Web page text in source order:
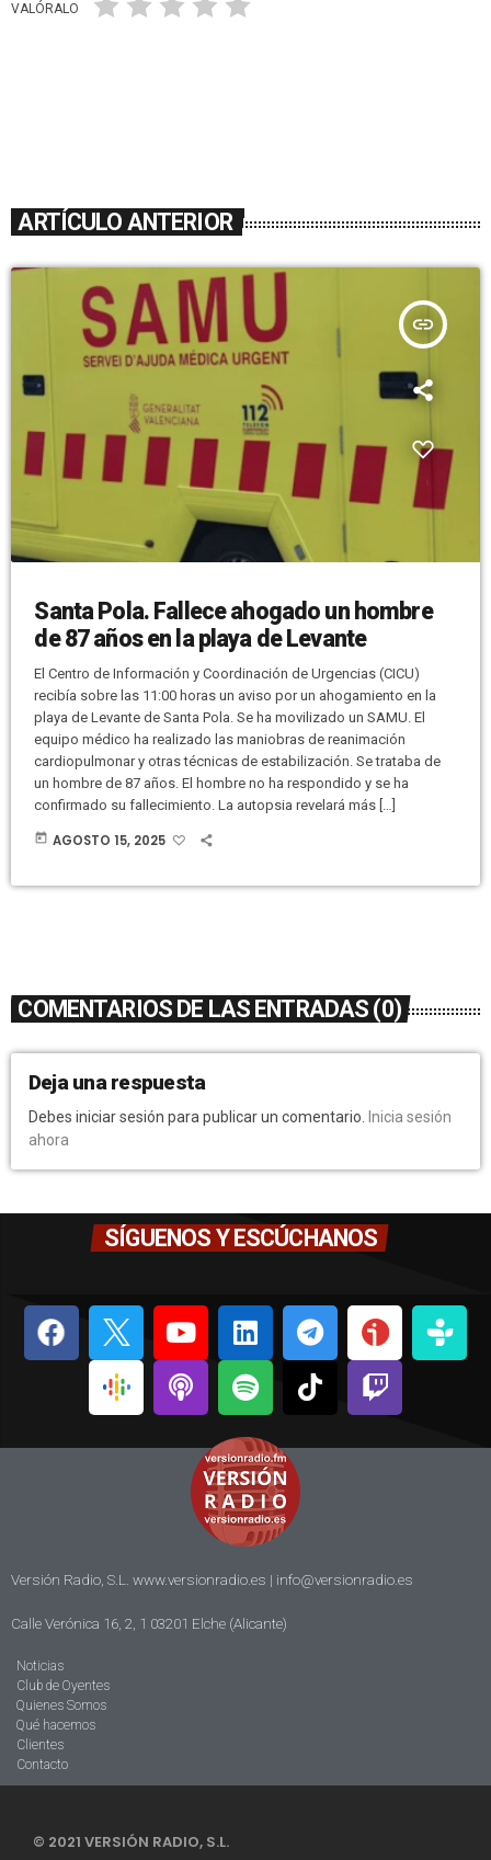
VALÓRALO
ARTÍCULO ANTERIOR
insert_link
Santa Pola. Fallece ahogado un hombre
de 87 años en la playa de Levante
El Centro de Información y Coordinación de Urgencias (CICU)
recibía sobre las 11:00 horas un aviso por un ahogamiento en la
playa de Levante de Santa Pola. Se ha movilizado un SAMU. El
equipo médico ha realizado las maniobras de reanimación
cardiopulmonar y otras técnicas de estabilización. Se trataba de
un hombre de 87 años. El hombre no ha respondido y se ha
confirmado su fallecimiento. La autopsia revelará más […]
today AGOSTO 15, 2025
COMENTARIOS DE LAS ENTRADAS (0)
Deja una respuesta
Debes iniciar sesión para publicar un comentario.
Inicia sesión
ahora
SÍGUENOS Y ESCÚCHANOS
Versión Radio, S.L. www.versionradio.es | info@versionradio.es
Calle Verónica 16, 2, 1 03201 Elche (Alicante)
Noticias
Club de Oyentes
Quienes Somos
Qué hacemos
Clientes
Contacto
© 2021 VERSIÓN RADIO, S.L.